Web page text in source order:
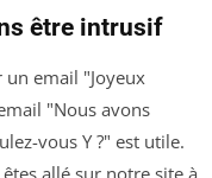
être intrusif
un email "Joyeux
"Nous avons
vous Y ?" est utile.